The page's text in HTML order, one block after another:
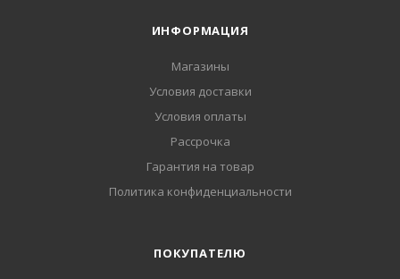
ИНФОРМАЦИЯ
Магазины
Условия доставки
Условия оплаты
Рассрочка
Гарантия на товар
Политика конфиденциальности
ПОКУПАТЕЛЮ